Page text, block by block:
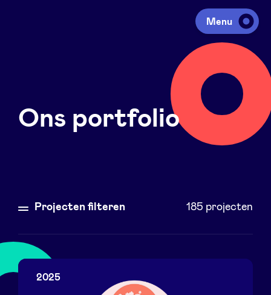
Menu
Investeren
Fondsen ophalen
Agenda
Over ons
Ons portfolio
Projecten filteren 185 projecten
2025